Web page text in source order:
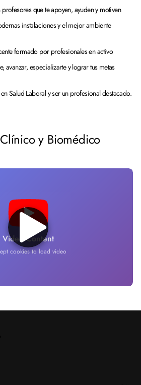
que te apoyen, ayuden y motiven
instalaciones y el mejor ambiente
formado por profesionales en activo
avanzar, especializarte y lograr tus metas
Salud Laboral y ser un profesional destacado.
y Biomédico
Video Content
cookies to load video